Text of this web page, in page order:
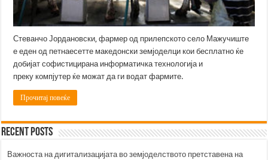
Стеванчо Јордановски, фармер од прилепското село Мажучиште
е еден од петнаесетте македонски земјоделци кои бесплатно ќе
добијат софистицирана информатичка технологија и
преку компјутер ќе можат да ги водат фармите.
Прочитај повеќе
Recent Posts
Важноста на дигитализацијата во земјоделството претставена на